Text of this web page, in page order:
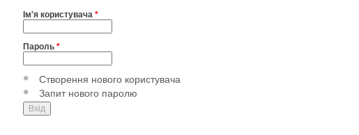
Ім'я користувача *
Пароль *
Створення нового користувача
Запит нового паролю